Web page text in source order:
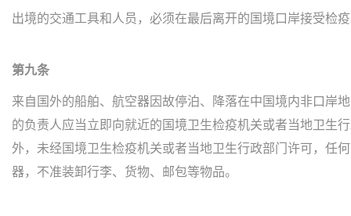
出境的交通工具和人员，必须在最后离开的国境口岸接受检
第九条
来自国外的船舶、航空器因故停泊、降落在中国境内非口岸
的负责人应当立即向就近的国境卫生检疫机关或者当地卫生
外，未经国境卫生检疫机关或者当地卫生行政部门许可，任
器，不准装卸行李、货物、邮包等物品。